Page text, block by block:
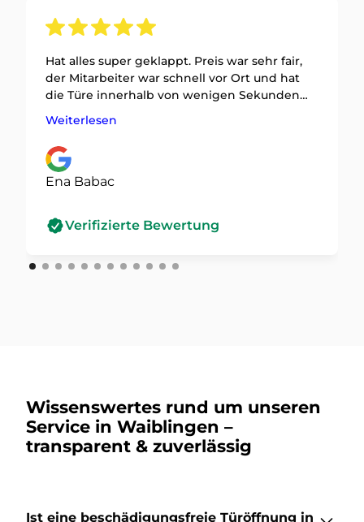
Hat alles super geklappt. Preis war sehr fair,
der Mitarbeiter war schnell vor Ort und hat
die Türe innerhalb von wenigen Sekunden
geöffnet. Ein großes Lob! Meine Empfehlung
hat er definitiv!
Weiterlesen
Ena Babac
Verifizierte Bewertung
Wissenswertes rund um unseren
Service in Waiblingen –
transparent & zuverlässig
Ist eine beschädigungsfreie Türöffnung in